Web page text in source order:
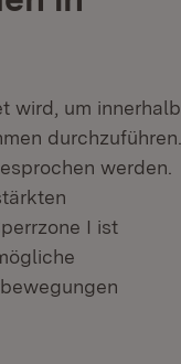
wird, um innerhalb
durchzuführen.
werden.
I ist